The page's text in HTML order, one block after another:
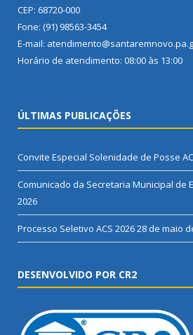
CEP: 68720-000
Fone: (91) 98563-3454
E-mail:
Horário de atendimento: 08:00 às 13:00
ÚLTIMAS PUBLICAÇÕES
Convite Especial Solenidade de Posse
Comunicado da Secretaria Municipal de
2026
Processo Seletivo ACS 202628 de maio
DESENVOLVIDO POR CR2